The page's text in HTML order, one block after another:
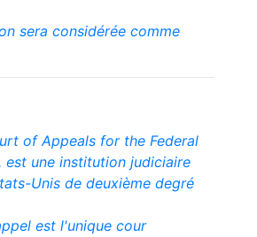
sera considérée comme
of Appeals for the Federal
est une institution judiciaire
Unis de deuxième degré
est l'unique cour